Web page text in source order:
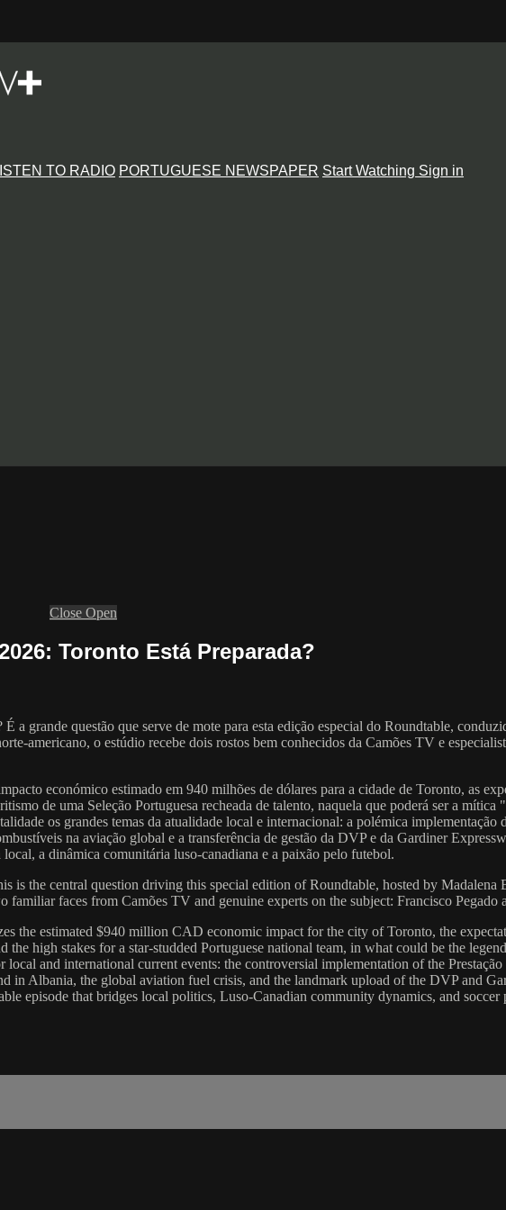
TO RADIO PORTUGUESE NEWSPAPER Start Watching Sign in
Close Open
Toronto Está Preparada?
a grande questão que serve de mote para esta edição especial do Roundtable,
americano, o estúdio recebe dois rostos bem conhecidos da Camões TV e
económico estimado em 940 milhões de dólares para a cidade de Toronto, as
de uma Seleção Portuguesa recheada de talento, naquela que poderá ser a
os grandes temas da atualidade local e internacional: a polémica
na aviação global e a transferência de gestão da DVP e da Gardiner
a dinâmica comunitária luso-canadiana e a paixão pelo futebol.
is the central question driving this special edition of Roundtable, hosted by Madalena
faces from Camões TV and genuine experts on the subject: Francisco
the estimated $940 million CAD economic impact for the city of Toronto, the
high stakes for a star-studded Portuguese national team, in what could be the
local and international current events: the controversial implementation of the
in Albania, the global aviation fuel crisis, and the landmark upload of the DVP and
episode that bridges local politics, Luso-Canadian community dynamics, and soccer